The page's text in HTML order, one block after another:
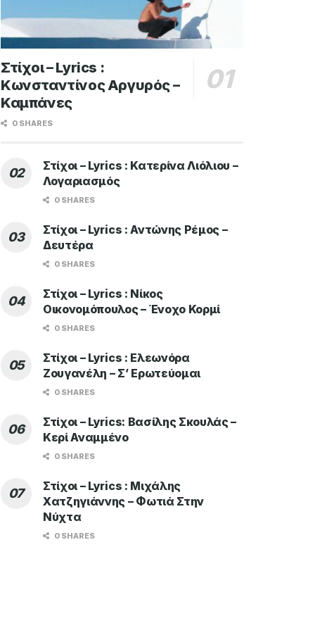
Στίχοι – Lyrics :
Κωνσταντίνος Αργυρός –
Καμπάνες
0 SHARES
Στίχοι – Lyrics : Κατερίνα Λιόλιου –
Λογαριασμός
0 SHARES
Στίχοι – Lyrics : Αντώνης Ρέμος –
Δευτέρα
0 SHARES
Στίχοι – Lyrics : Νίκος
Οικονομόπουλος – Ένοχο Κορμί
0 SHARES
Στίχοι – Lyrics : Ελεωνόρα
Ζουγανέλη – Σ’ Ερωτεύομαι
0 SHARES
Στίχοι – Lyrics: Βασίλης Σκουλάς –
Κερί Αναμμένο
0 SHARES
Στίχοι – Lyrics : Μιχάλης
Χατζηγιάννης – Φωτιά Στην
Νύχτα
0 SHARES